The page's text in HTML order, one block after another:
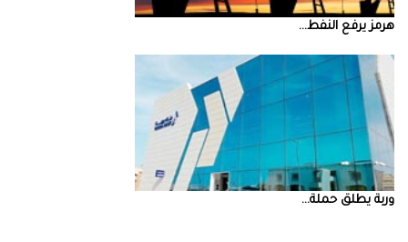
‮‬هرمز‮‬‭ ‬يرفع‭ ‬النفط‭ ...
‮‬وربة‮‬‭ ‬يطلق‭ ‬حملة‭ ...